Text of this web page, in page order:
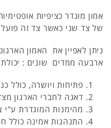
אמון מוגדר כציפיות
של צד שני כאשר צד זה פועל
ניתן לאפיין את האמון
ארבעה ממדים שונים : יכולת
פתיחות ויושרה, כולל
דאגה לחברי הארגון
מהימנות המוגדרת ע"י
התנהגות אמינה כולל